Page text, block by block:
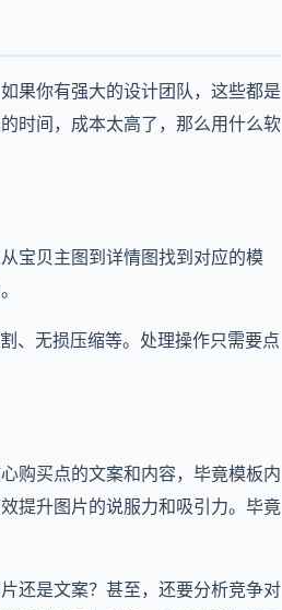
果你有强大的设计团队，这些都是
时间，成本太高了，那么用什么软
宝贝主图到详情图找到对应的模
、无损压缩等。处理操作只需要点
购买点的文案和内容，毕竟模板内
提升图片的说服力和吸引力。毕竟
还是文案？甚至，还要分析竞争对